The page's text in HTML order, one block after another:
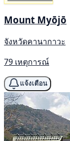
Mount Myōjō
จังหวัดคานากาวะ
79 เหตุการณ์
แจ้งเตือน